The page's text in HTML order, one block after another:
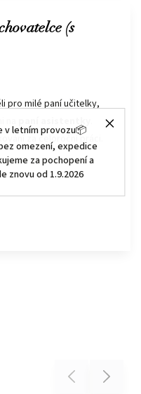
v letním provozu📦
omezení, expedice
za pochopení a
znovu od 1.9.2026
(s
pro milé paní učitelky,
za celoroční práci.
Previous Next